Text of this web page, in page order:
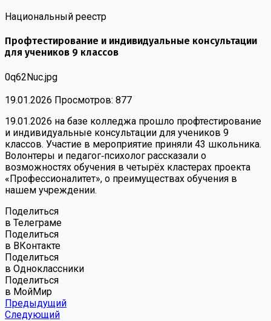
Национальный реестр
Профтестирование и индивидуальные консультации
для учеников 9 классов
0q62Nuc.jpg
19.01.2026 Просмотров: 877
19.01.2026 на базе колледжа прошло профтестирование
и индивидуальные консультации для учеников 9
классов. Участие в мероприятие приняли 43 школьника.
Волонтеры и педагог‑психолог рассказали о
возможностях обучения в четырёх кластерах проекта
«Профессионалитет», о преимуществах обучения в
нашем учреждении.
Поделиться
в Телеграме
Поделиться
в ВКонтакте
Поделиться
в Одноклассники
Поделиться
в МойМир
Предыдущий
Следующий